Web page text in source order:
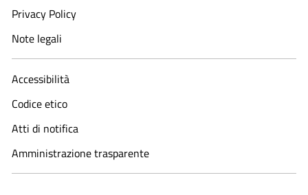
Privacy Policy
Note legali
Accessibilità
Codice etico
Atti di notifica
Amministrazione trasparente